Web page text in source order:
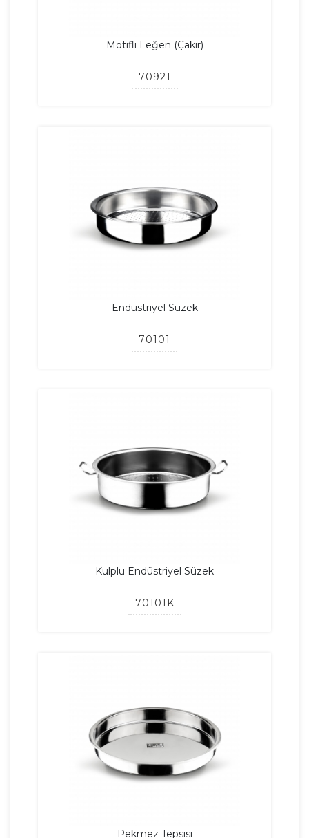
Motifli Leğen (Çakır)
70921
Endüstriyel Süzek
70101
Kulplu Endüstriyel Süzek
70101K
Pekmez Tepsisi